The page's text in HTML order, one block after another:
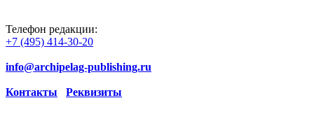
Телефон редакции:
+7 (495) 414-30-20
info@archipelag-publishing.ru
Контакты Реквизиты